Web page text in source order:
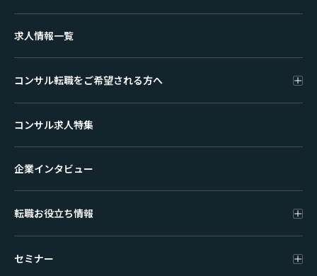
求人情報一覧
コンサル転職をご希望される方へ
コンサル求人特集
企業インタビュー
転職お役立ち情報
セミナー